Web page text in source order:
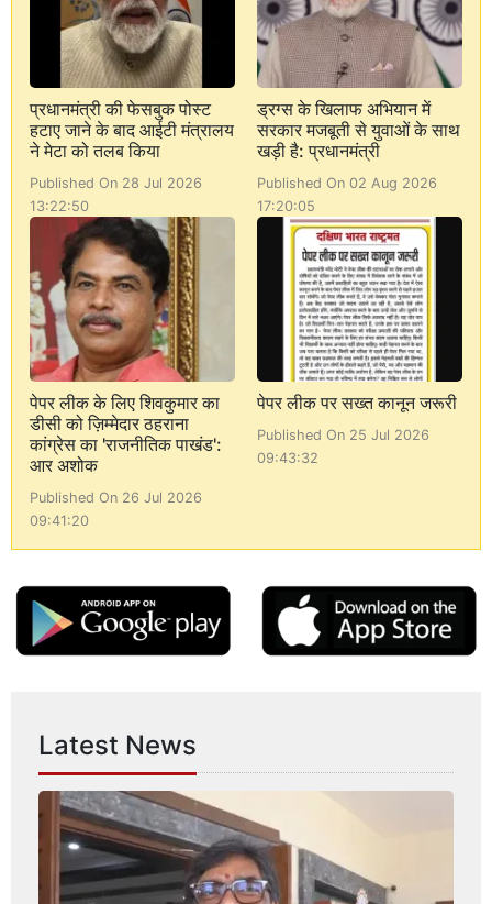
प्रधानमंत्री की फेसबुक पोस्ट
हटाए जाने के बाद आईटी मंत्रालय
ने मेटा को तलब किया
Published On 28 Jul 2026
13:22:50
ड्रग्स के खिलाफ अभियान में
सरकार मजबूती से युवाओं के साथ
खड़ी है: प्रधानमंत्री
Published On 02 Aug 2026
17:20:05
पेपर लीक के लिए शिवकुमार का
डीसी को ज़िम्मेदार ठहराना
कांग्रेस का 'राजनीतिक पाखंड':
आर अशोक
Published On 26 Jul 2026
09:41:20
पेपर लीक पर सख्त कानून जरूरी
Published On 25 Jul 2026
09:43:32
Latest News